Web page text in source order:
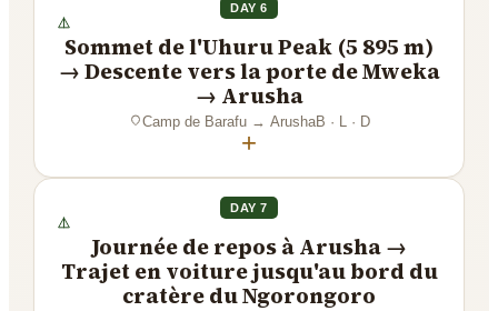
DAY 6
Sommet de l'Uhuru Peak (5 895 m)
→ Descente vers la porte de Mweka
→ Arusha
Camp de Barafu→ ArushaB · L · D
+
DAY 7
Journée de repos à Arusha →
Trajet en voiture jusqu'au bord du
cratère du Ngorongoro